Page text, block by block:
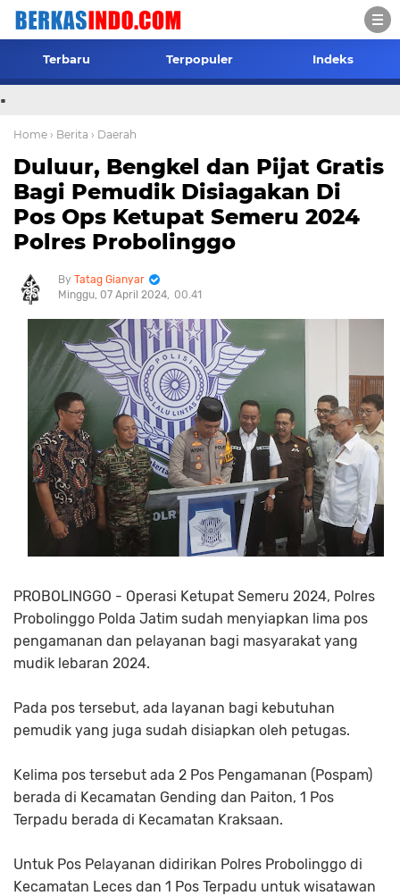
Terbaru Terpopuler Indeks
.
Home › Berita › Daerah
Duluur, Bengkel dan Pijat Gratis
Bagi Pemudik Disiagakan Di
Pos Ops Ketupat Semeru 2024
Polres Probolinggo
Tatag Gianyar
Minggu, 07 April 2024 00.41
PROBOLINGGO - Operasi Ketupat Semeru 2024, Polres
Probolinggo Polda Jatim sudah menyiapkan lima pos
pengamanan dan pelayanan bagi masyarakat yang
mudik lebaran 2024.
Pada pos tersebut, ada layanan bagi kebutuhan
pemudik yang juga sudah disiapkan oleh petugas.
Kelima pos tersebut ada 2 Pos Pengamanan (Pospam)
berada di Kecamatan Gending dan Paiton, 1 Pos
Terpadu berada di Kecamatan Kraksaan.
Untuk Pos Pelayanan didirikan Polres Probolinggo di
Kecamatan Leces dan 1 Pos Terpadu untuk wisatawan